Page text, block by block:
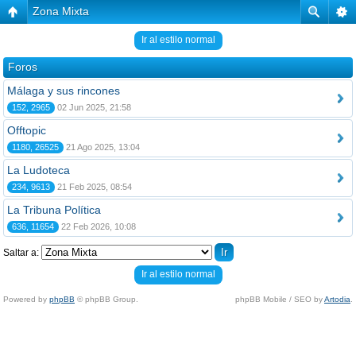
Zona Mixta
Ir al estilo normal
Foros
Málaga y sus rincones
152, 2965 02 Jun 2025, 21:58
Offtopic
1180, 26525 21 Ago 2025, 13:04
La Ludoteca
234, 9613 21 Feb 2025, 08:54
La Tribuna Política
636, 11654 22 Feb 2026, 10:08
Saltar a:
Ir al estilo normal
Powered by phpBB © phpBB Group. phpBB Mobile / SEO byArtodia